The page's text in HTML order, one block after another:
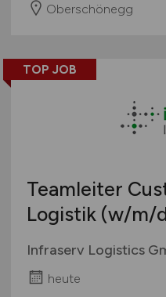
Oberschönegg
TOP JOB
Teamleiter
Logistik (w/m/
Infraserv Logistics
heute